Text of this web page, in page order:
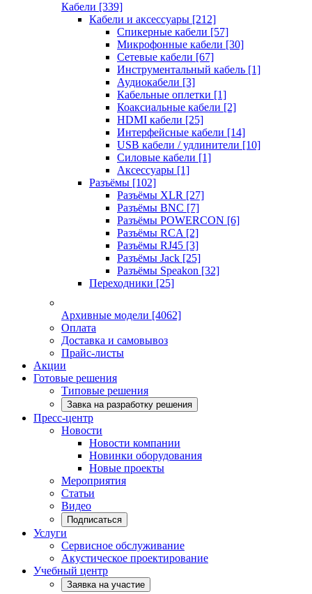
Кабели [339]
Кабели и аксессуары [212]
Спикерные кабели [57]
Микрофонные кабели [30]
Сетевые кабели [67]
Инструментальный кабель [1]
Аудиокабели [3]
Кабельные оплетки [1]
Коаксиальные кабели [2]
HDMI кабели [25]
Интерфейсные кабели [14]
USB кабели / удлинители [10]
Силовые кабели [1]
Аксессуары [1]
Разъёмы [102]
Разъёмы XLR [27]
Разъёмы BNC [7]
Разъёмы POWERCON [6]
Разъёмы RCA [2]
Разъёмы RJ45 [3]
Разъёмы Jack [25]
Разъёмы Speakon [32]
Переходники [25]
Архивные модели [4062]
Оплата
Доставка и самовывоз
Прайс-листы
Акции
Готовые решения
Типовые решения
Завка на разработку решения
Пресс-центр
Новости
Новости компании
Новинки оборудования
Новые проекты
Мероприятия
Статьи
Видео
Подписаться
Услуги
Сервисное обслуживание
Акустическое проектирование
Учебный центр
Заявка на участие